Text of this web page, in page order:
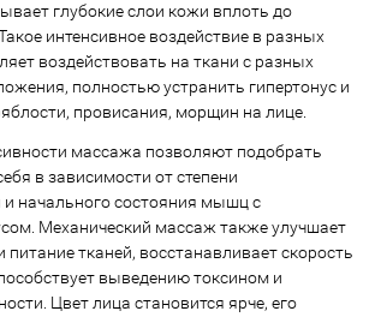
глубокие слои кожи вплоть до
интенсивное воздействие в разных
воздействовать на ткани с разных
полностью устранить гипертонус и
провисания, морщин на лице.
массажа позволяют подобрать
в зависимости от степени
и начального состояния мышц с
Механический массаж также улучшает
тканей, восстанавливает скорость
выведению токсином и
Цвет лица становится ярче, его